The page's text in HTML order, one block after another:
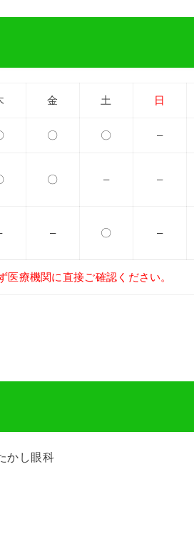
金 土 日
〇 〇 –
〇 – –
– 〇 –
療機関に直接ご確認ください。
かし眼科